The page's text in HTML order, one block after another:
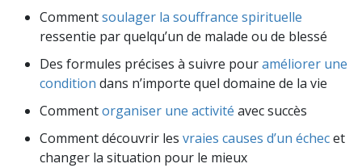
Commentsoulager la souffrance spirituelle
ressentie par quelqu’un de malade ou de blessé
Des formules précises à suivre pouraméliorer une
condition dans n’importe quel domaine de la vie
Commentorganiser une activité avec succès
Comment découvrir les vraies causes d’un échecet
changer la situation pour le mieux